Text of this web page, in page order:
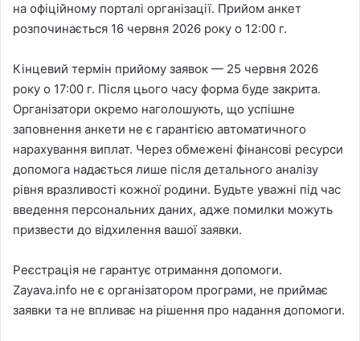
на офіційному порталі організації. Прийом анкет
розпочинається 16 червня 2026 року о 12:00 г.
Кінцевий термін прийому заявок — 25 червня 2026
року о 17:00 г. Після цього часу форма буде закрита.
Організатори окремо наголошують, що успішне
заповнення анкети не є гарантією автоматичного
нарахування виплат. Через обмежені фінансові ресурси
допомога надається лише після детального аналізу
рівня вразливості кожної родини. Будьте уважні під час
введення персональних даних, адже помилки можуть
призвести до відхилення вашої заявки.
Реєстрація не гарантує отримання допомоги.
Zayava.info не є організатором програми, не приймає
заявки та не впливає на рішення про надання допомоги.